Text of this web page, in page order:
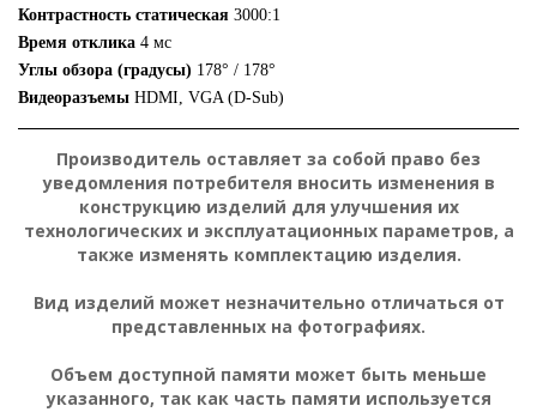
Контрастность статическая 3000:1
Время отклика 4 мс
Углы обзора (градусы) 178° / 178°
Видеоразъемы HDMI, VGA (D-Sub)
Производитель оставляет за собой право без
уведомления потребителя вносить изменения в
конструкцию изделий для улучшения их
технологических и эксплуатационных параметров, а
также изменять комплектацию изделия.
Вид изделий может незначительно отличаться от
представленных на фотографиях.
Объем доступной памяти может быть меньше
указанного, так как часть памяти используется